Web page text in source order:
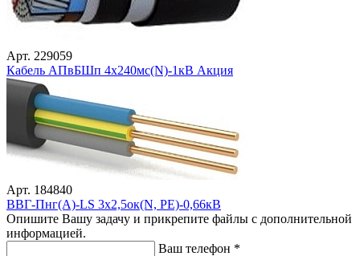
Арт. 229059
Кабель АПвБШп 4х240мс(N)-1кВ Акция
Арт. 184840
ВВГ-Пнг(А)-LS 3х2,5ок(N, PE)-0,66кВ
Опишите Вашу задачу и прикрепите файлы с дополнительной
информацией.
Ваш телефон *